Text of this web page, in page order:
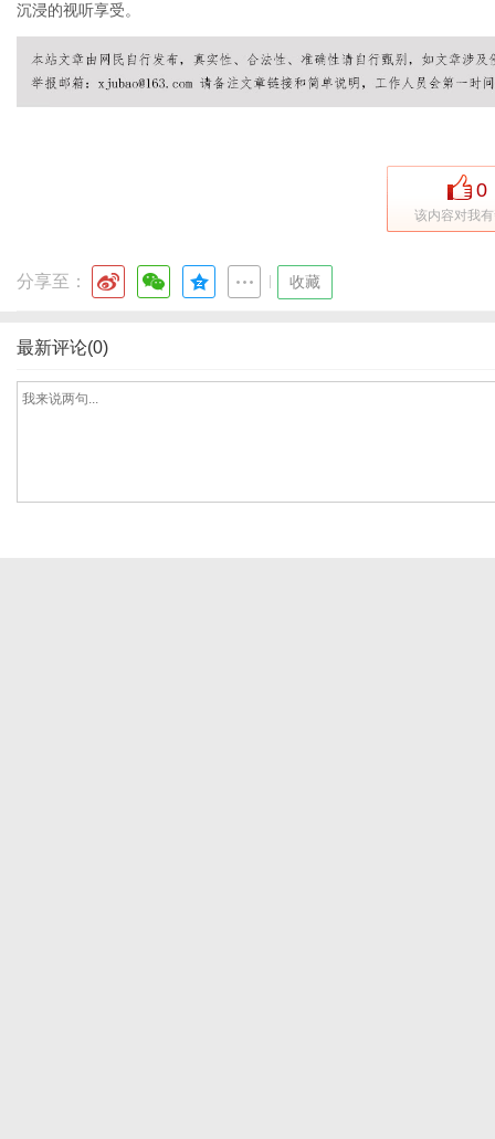
沉浸的视听享受。
0
该内容对我
分享至： 收藏
最新评论(0)